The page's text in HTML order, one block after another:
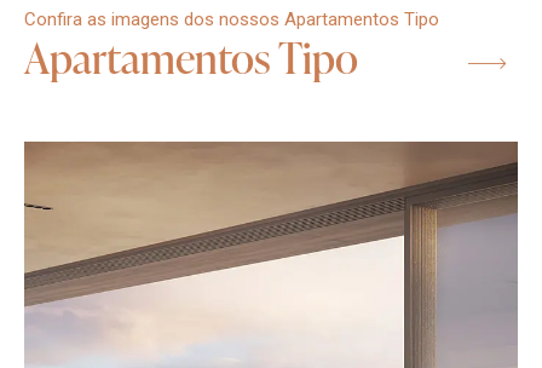
Confira as imagens dos nossos Apartamentos Tipo
Apartamentos Tipo